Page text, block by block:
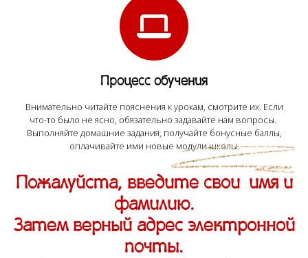
Процесс обучения
Внимательно читайте пояснения к урокам, смотрите их. Если
что-то было не ясно, обязательно задавайте нам вопросы.
Выполняйте домашние задания, получайте бонусные баллы,
оплачивайте ими новые модули школы.
Пожалуйста, введите свои имя и
фамилию.
Затем верный адрес электронной
почты.